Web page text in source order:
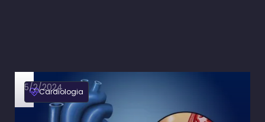
Cardiologia
5/2/2024
AngioTC ou CATE no diagnóstico de doença
arterial coronariana